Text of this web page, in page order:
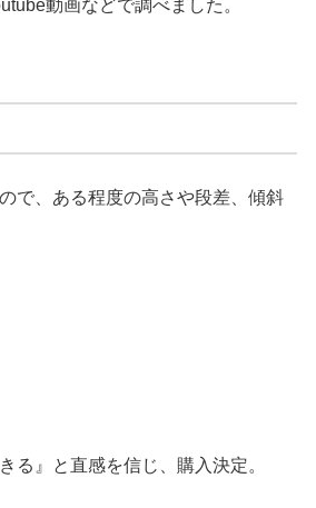
動画などで調べました。
で、ある程度の高さや段差、傾斜
る』と直感を信じ、購入決定。